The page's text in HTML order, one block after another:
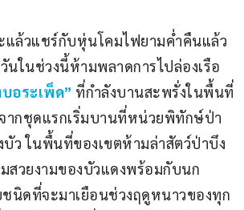
แล้วแชร์กับหุ่นโคมไฟยามคํ่าคืนแล้ว
นในช่วงนี้ห้ามพลาดการไปล่องเรือ
อระเพ็ด” ที่กำลังบานสะพรั่งในพื้นที่
ากชุดแรกเริ่มบานที่หน่วยพิทักษ์ป่า
บัว ในพื้นที่ของเขตห้ามล่าสัตว์ป่าบึง
สวยงามของบัวแดงพร้อมกับนก
นิดที่จะมาเยือนช่วงฤดูหนาวของทุก